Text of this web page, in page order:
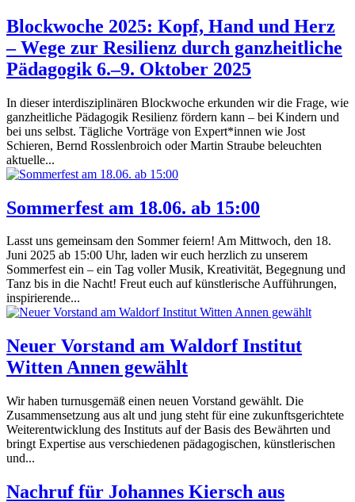
Blockwoche 2025: Kopf, Hand und Herz
– Wege zur Resilienz durch ganzheitliche
Pädagogik 6.–9. Oktober 2025
In dieser interdisziplinären Blockwoche erkunden wir die Frage, wie
ganzheitliche Pädagogik Resilienz fördern kann – bei Kindern und
bei uns selbst. Tägliche Vorträge von Expert*innen wie Jost
Schieren, Bernd Rosslenbroich oder Martin Straube beleuchten
aktuelle...
Sommerfest am 18.06. ab 15:00
Lasst uns gemeinsam den Sommer feiern! Am Mittwoch, den 18.
Juni 2025 ab 15:00 Uhr, laden wir euch herzlich zu unserem
Sommerfest ein – ein Tag voller Musik, Kreativität, Begegnung und
Tanz bis in die Nacht! Freut euch auf künstlerische Aufführungen,
inspirierende...
Neuer Vorstand am Waldorf Institut
Witten Annen gewählt
Wir haben turnusgemäß einen neuen Vorstand gewählt. Die
Zusammensetzung aus alt und jung steht für eine zukunftsgerichtete
Weiterentwicklung des Instituts auf der Basis des Bewährten und
bringt Expertise aus verschiedenen pädagogischen, künstlerischen
und...
Nachruf für Johannes Kiersch aus